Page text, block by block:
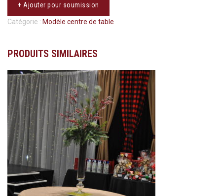
+ Ajouter pour soumission
Catégorie : Modèle centre de table
PRODUITS SIMILAIRES